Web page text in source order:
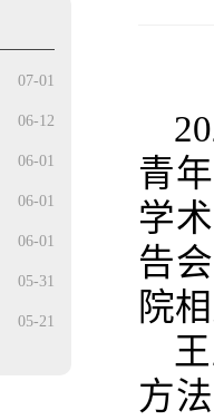
07-01
06-12
06-01
06-01
06-01
05-31
05-21
2
青
学
告会
院
方